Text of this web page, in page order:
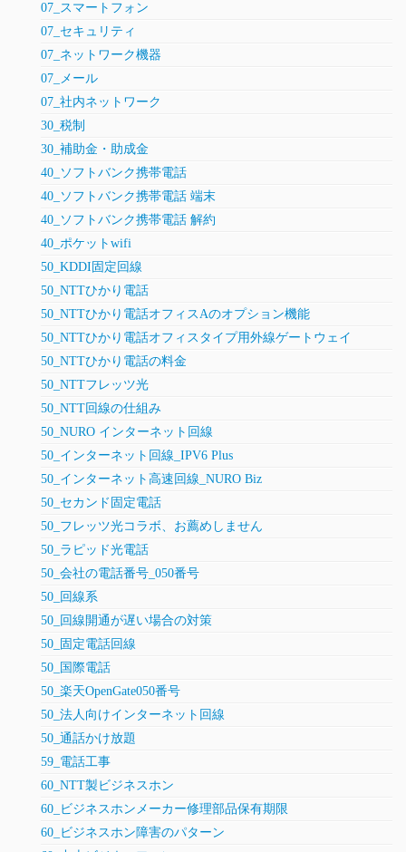
07_スマートフォン
07_セキュリティ
07_ネットワーク機器
07_メール
07_社内ネットワーク
30_税制
30_補助金・助成金
40_ソフトバンク携帯電話
40_ソフトバンク携帯電話 端末
40_ソフトバンク携帯電話 解約
40_ポケットwifi
50_KDDI固定回線
50_NTTひかり電話
50_NTTひかり電話オフィスAのオプション機能
50_NTTひかり電話オフィスタイプ用外線ゲートウェイ
50_NTTひかり電話の料金
50_NTTフレッツ光
50_NTT回線の仕組み
50_NURO インターネット回線
50_インターネット回線_IPV6 Plus
50_インターネット高速回線_NURO Biz
50_セカンド固定電話
50_フレッツ光コラボ、お薦めしません
50_ラピッド光電話
50_会社の電話番号_050番号
50_回線系
50_回線開通が遅い場合の対策
50_固定電話回線
50_国際電話
50_楽天OpenGate050番号
50_法人向けインターネット回線
50_通話かけ放題
59_電話工事
60_NTT製ビジネスホン
60_ビジネスホンメーカー修理部品保有期限
60_ビジネスホン障害のパターン